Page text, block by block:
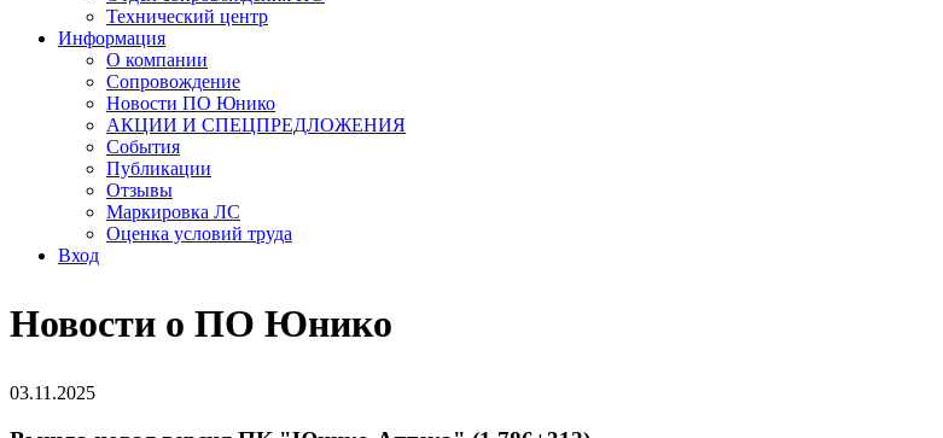
Технический центр
Информация
О компании
Сопровождение
Новости ПО Юнико
АКЦИИ И СПЕЦПРЕДЛОЖЕНИЯ
События
Публикации
Отзывы
Маркировка ЛС
Оценка условий труда
Вход
Новости о ПО Юнико
03.11.2025